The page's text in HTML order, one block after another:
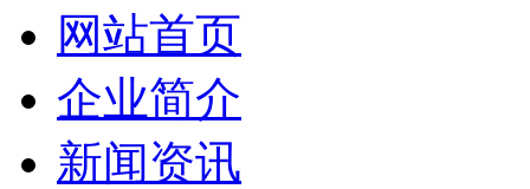
网站首页
企业简介
新闻资讯